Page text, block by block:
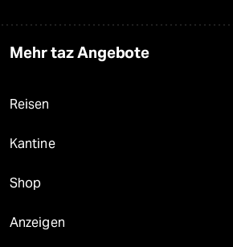
Mehr taz Angebote
Reisen
Kantine
Shop
Anzeigen